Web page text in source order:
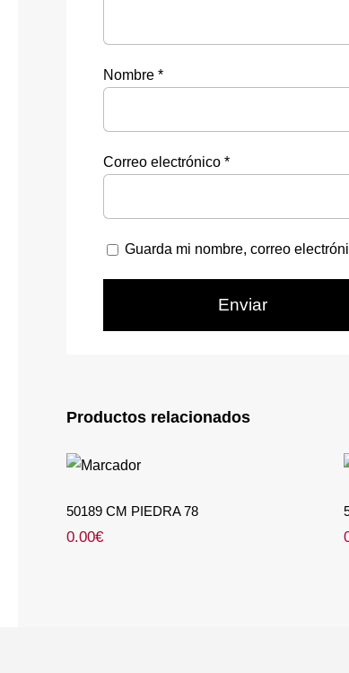
Nombre *
Correo electrónico *
Guarda mi nombre, correo
Productos relacionados
50189 CM PIEDRA 78
50189 CM PIEDRA 78
0.00€